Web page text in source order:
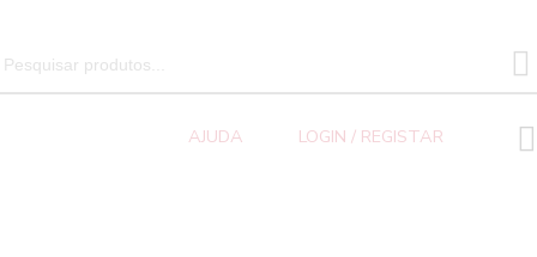
Search
for:
AJUDA LOGIN / REGISTAR